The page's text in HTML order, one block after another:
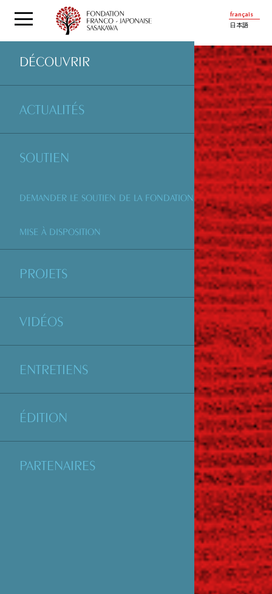
français
日本語
DÉCOUVRIR
ACTUALITÉS
SOUTIEN
DEMANDER LE SOUTIEN DE LA FONDATION
MISE À DISPOSITION
PROJETS
VIDÉOS
ENTRETIENS
ÉDITION
PARTENAIRES